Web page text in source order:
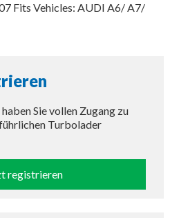
Fits Vehicles: AUDI A6/ A7/
Sie vollen Zugang zu
Turbolader
registrieren